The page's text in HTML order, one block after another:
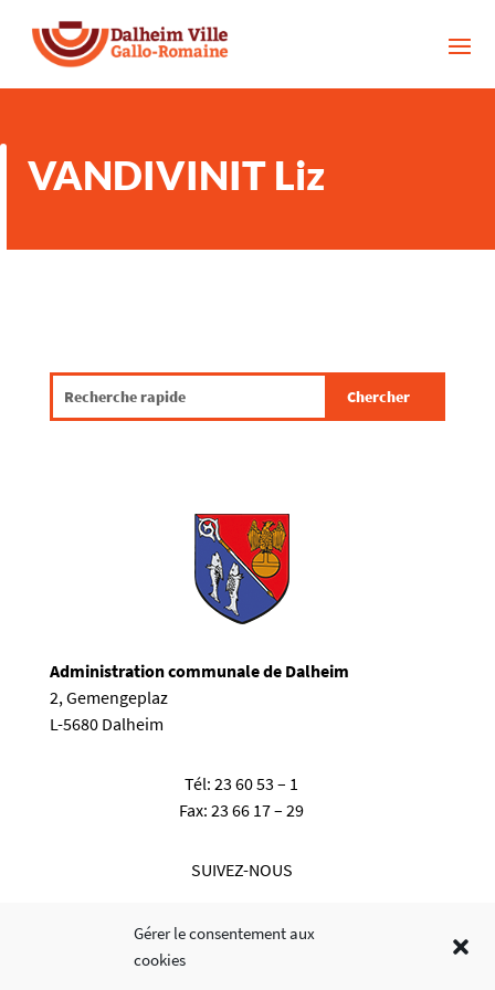
Gérer le consentement aux
cookies
VANDIVINIT Liz
Administration communale de Dalheim
2, Gemengeplaz
L-5680 Dalheim
Tél:23 60 53 – 1
Fax:23 66 17 – 29
SUIVEZ-NOUS